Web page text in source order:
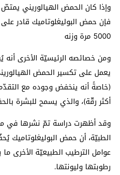
فإن حمض البوليغلوتاميك قادر
5000 مرة وزنه
ومن خصائصه الرئيسيّة الأخرى أنه
يعمل على تكسير الحمض
(خاصةً أنه ينخفض وجوده مع
أكثر رقّة)، والذي يسمح للبشرة
الطبيّة، أن حمض البوليغلوتاميك
عوامل الترطيب الطبيعيّة الأخرى
رطوبتها وليونتها.